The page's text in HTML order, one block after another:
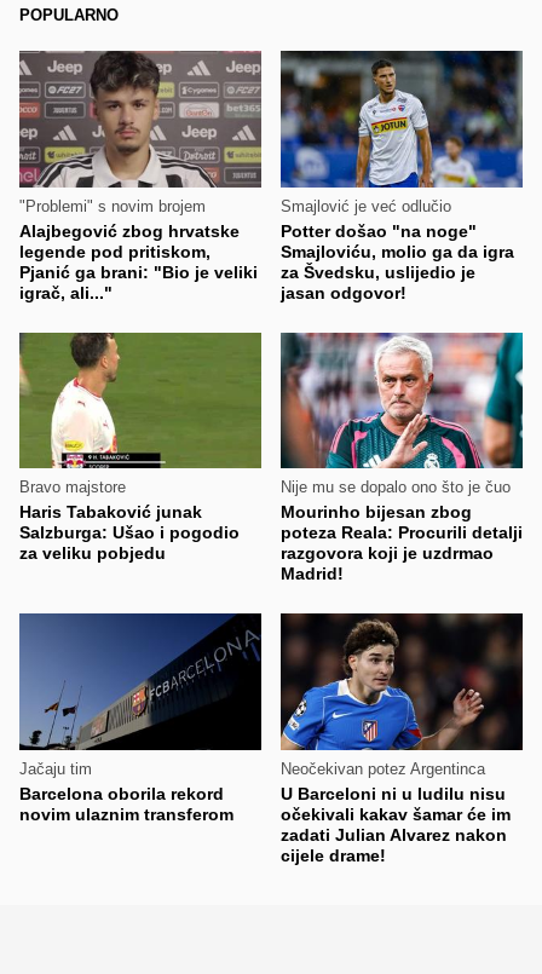
POPULARNO
"Problemi" s novim brojem
Alajbegović zbog hrvatske
legende pod pritiskom,
Pjanić ga brani: "Bio je veliki
igrač, ali..."
Smajlović je već odlučio
Potter došao "na noge"
Smajloviću, molio ga da igra
za Švedsku, uslijedio je
jasan odgovor!
Bravo majstore
Haris Tabaković junak
Salzburga: Ušao i pogodio
za veliku pobjedu
Nije mu se dopalo ono što je čuo
Mourinho bijesan zbog
poteza Reala: Procurili detalji
razgovora koji je uzdrmao
Madrid!
Jačaju tim
Barcelona oborila rekord
novim ulaznim transferom
Neočekivan potez Argentinca
U Barceloni ni u ludilu nisu
očekivali kakav šamar će im
zadati Julian Alvarez nakon
cijele drame!